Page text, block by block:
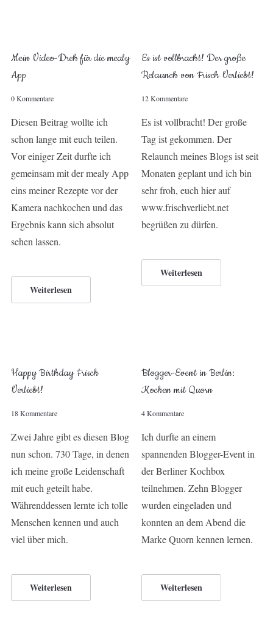
Mein Video-Dreh für die mealy
App
0 Kommentare
Diesen Beitrag wollte ich
schon lange mit euch teilen.
Vor einiger Zeit durfte ich
gemeinsam mit der mealy App
eins meiner Rezepte vor der
Kamera nachkochen und das
Ergebnis kann sich absolut
sehen lassen.
Weiterlesen
Es ist vollbracht! Der große
Relaunch von Frisch Verliebt!
12 Kommentare
Es ist vollbracht! Der große
Tag ist gekommen. Der
Relaunch meines Blogs ist seit
Monaten geplant und ich bin
sehr froh, euch hier auf
www.frischverliebt.net
begrüßen zu dürfen.
Weiterlesen
Happy Birthday Frisch
Verliebt!
18 Kommentare
Zwei Jahre gibt es diesen Blog
nun schon. 730 Tage, in denen
ich meine große Leidenschaft
mit euch geteilt habe.
Währenddessen lernte ich tolle
Menschen kennen und auch
viel über mich.
Weiterlesen
Blogger-Event in Berlin:
Kochen mit Quorn
4 Kommentare
Ich durfte an einem
spannenden Blogger-Event in
der Berliner Kochbox
teilnehmen. Zehn Blogger
wurden eingeladen und
konnten an dem Abend die
Marke Quorn kennen lernen.
Weiterlesen